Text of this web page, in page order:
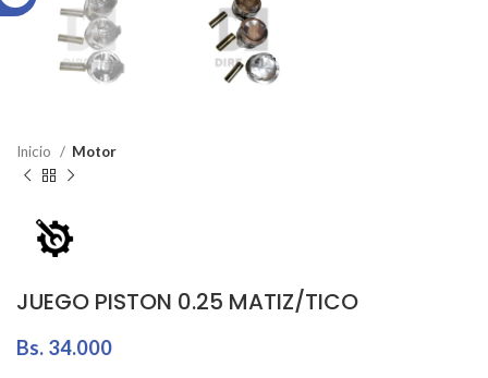
Inicio Motor
JUEGO PISTON 0.25 MATIZ/TICO
Bs. 34.000